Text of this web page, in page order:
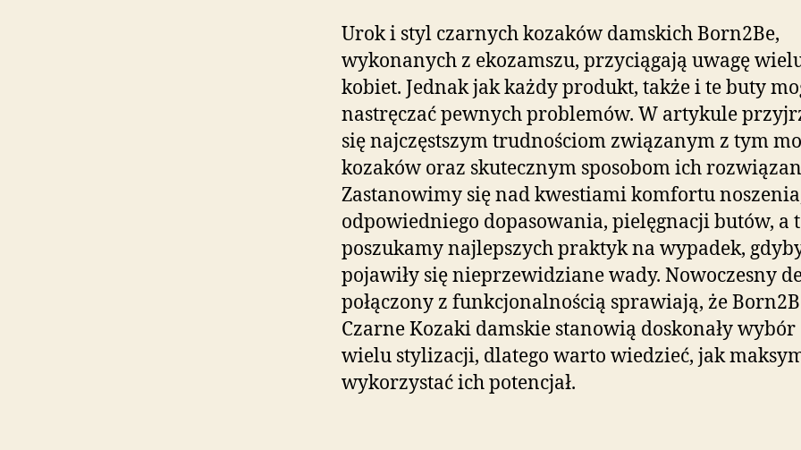
Urok i styl czarnych kozaków damskich Born2Be,
wykonanych z ekozamszu, przyciągają uwagę
kobiet. Jednak jak każdy produkt, także i te buty
nastręczać pewnych problemów. W artykule
się najczęstszym trudnościom związanym z tym
kozaków oraz skutecznym sposobom ich
Zastanowimy się nad kwestiami komfortu
odpowiedniego dopasowania, pielęgnacji butów, a
poszukamy najlepszych praktyk na wypadek,
pojawiły się nieprzewidziane wady. Nowoczesny
połączony z funkcjonalnością sprawiają, że
Czarne Kozaki damskie stanowią doskonały wybór
wielu stylizacji, dlatego warto wiedzieć, jak
wykorzystać ich potencjał.